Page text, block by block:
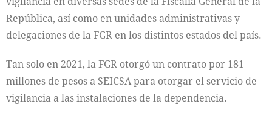
República, así como en unidades administrativas y
delegaciones de la FGR en los distintos estados del país.
Tan solo en 2021, la FGR otorgó un contrato por 181
millones de pesos a SEICSA para otorgar el servicio de
vigilancia a las instalaciones de la dependencia.